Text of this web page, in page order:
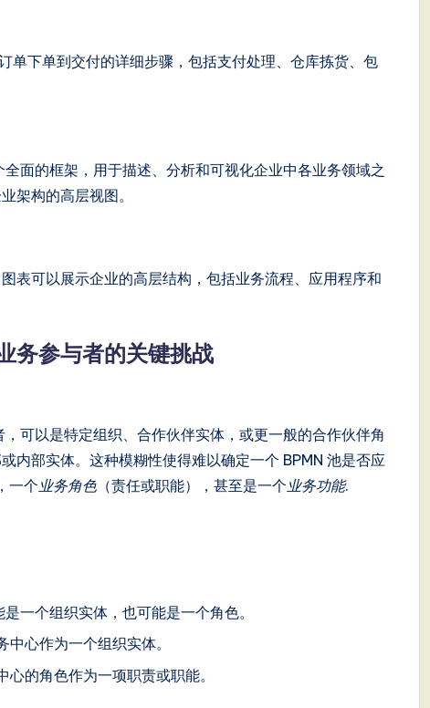
单下单到交付的详细步骤，包括支付处理、仓库拣货、包
面的框架，用于描述、分析和可视化企业中各业务领域之
架构的高层视图。
表可以展示企业的高层结构，包括业务流程、应用程序和
参与者的关键挑战
可以是特定组织、合作伙伴实体，或更一般的合作伙伴角
内部实体。这种模糊性使得难以确定一个 BPMN 池是否应
一个 业务角色 （责任或职能），甚至是一个 业务功能.
一个组织实体，也可能是一个角色。
中心作为一个组织实体。
心的角色作为一项职责或职能。